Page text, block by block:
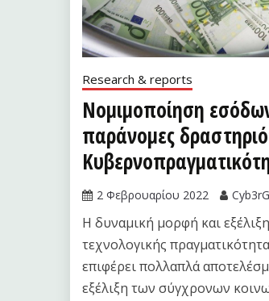
Research & reports
Νομιμοποίηση
παράνομες
2 Φεβρουαρίου 2022 Cyb3rG
Η δυναμική μορφή και
τεχνολογικής
επιφέρει πολλαπλά
εξέλιξη των σύγχρονων